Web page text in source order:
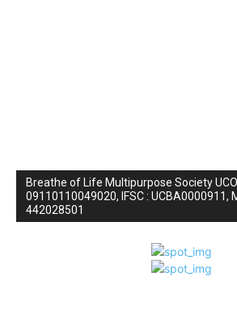
Breathe of Life Multipurpose Society
09110110049020, IFSC : UCBA0000911,
442028501